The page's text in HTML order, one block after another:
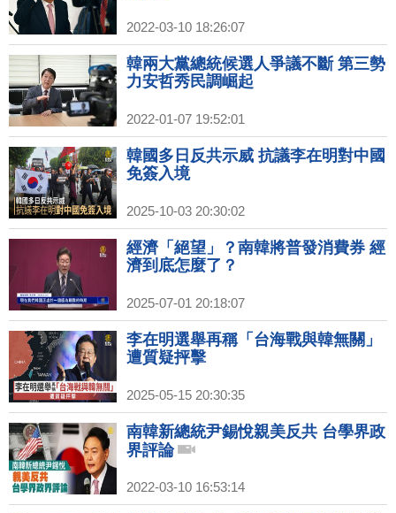
2022-03-10 18:26:07
韓兩大黨總統候選人爭議不斷 第三勢
力安哲秀民調崛起
2022-01-07 19:52:01
韓國多日反共示威 抗議李在明對中國
免簽入境
2025-10-03 20:30:02
經濟「絕望」？南韓將普發消費券 經
濟到底怎麼了？
2025-07-01 20:18:07
李在明選舉再稱「台海戰與韓無關」
遭質疑抨擊
2025-05-15 20:30:35
南韓新總統尹錫悅親美反共 台學界政
界評論
2022-03-10 16:53:14